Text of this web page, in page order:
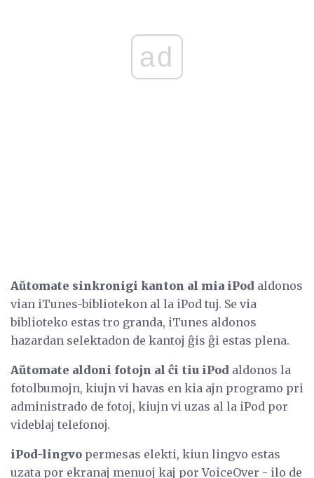
ad
Aŭtomate sinkronigi kanton al mia iPod aldonos
vian iTunes-bibliotekon al la iPod tuj. Se via
biblioteko estas tro granda, iTunes aldonos
hazardan selektadon de kantoj ĝis ĝi estas plena.
Aŭtomate aldoni fotojn al ĉi tiu iPod aldonos la
fotolbumojn, kiujn vi havas en kia ajn programo pri
administrado de fotoj, kiujn vi uzas al la iPod por
videblaj telefonoj.
iPod-lingvo permesas elekti, kiun lingvo estas
uzata por ekranaj menuoj kaj por VoiceOver - ilo de